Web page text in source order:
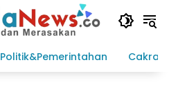
Politik&Pemerintahan